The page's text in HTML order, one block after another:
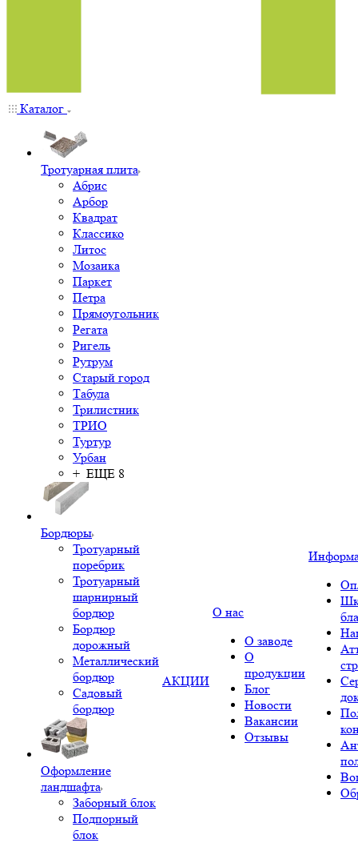
Каталог
Тротуарная плита
Абрис
Арбор
Квадрат
Классико
Литос
Мозаика
Паркет
Петра
Прямоугольник
Регата
Ригель
Рутрум
Старый город
Табула
Трилистник
ТРИО
Туртур
Урбан
+ ЕЩЕ 8
Бордюры
Тротуарный
поребрик
Тротуарный
шарнирный
бордюр
Бордюр
дорожный
Металлический
бордюр
Садовый
бордюр
Оформление
ландшафта
Заборный блок
Подпорный
блок
АКЦИИ
О нас
О заводе
О
продукции
Блог
Новости
Вакансии
Отзывы